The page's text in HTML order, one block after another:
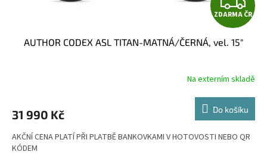
D
R
M
A
ZDARMA ČR
AUTHOR CODEX ASL TITAN-MATNÁ/ČERNÁ, vel. 15"
Na externím skladě
31 990 Kč Do košíku
AKČNÍ CENA PLATÍ PŘI PLATBĚ BANKOVKAMI V HOTOVOSTI NEBO QR
KÓDEM